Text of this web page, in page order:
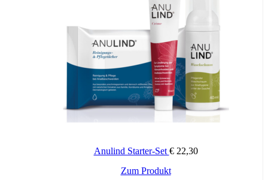
Anulind Starter-Set €22,30
Zum Produkt